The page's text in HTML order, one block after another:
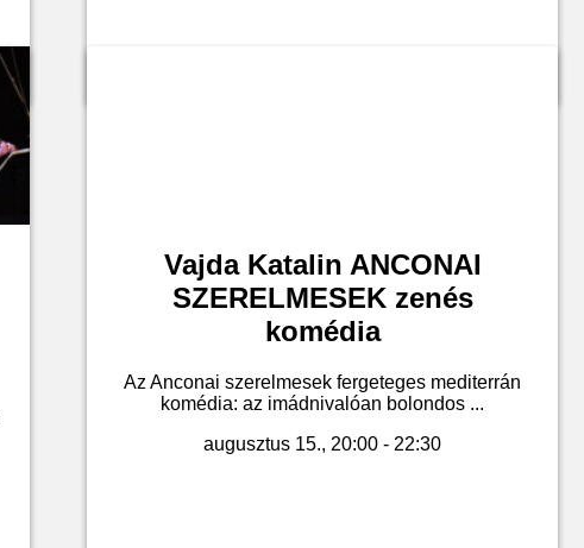
Vajda Katalin ANCONAI
SZERELMESEK zenés
komédia
Az Anconai szerelmesek fergeteges mediterrán
komédia: az imádnivalóan bolondos ...
augusztus 15., 20:00 - 22:30